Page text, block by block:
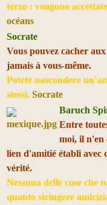
terzo : vengono
océans
Socrate
Vous pouvez cacher
jamais à vous-même.
Potete nascondere
stessi. Socrate
Baruch
Entre
moi, il n'en
lien d'amitié établi avec
vérité.
Nessuna delle cose che
quanto stringere